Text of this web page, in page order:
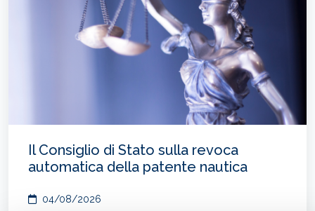
Il Consiglio di Stato sulla revoca
automatica della patente nautica
04/08/2026